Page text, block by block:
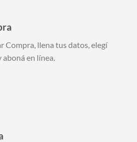
Compra, llena tus datos, elegí
en línea.